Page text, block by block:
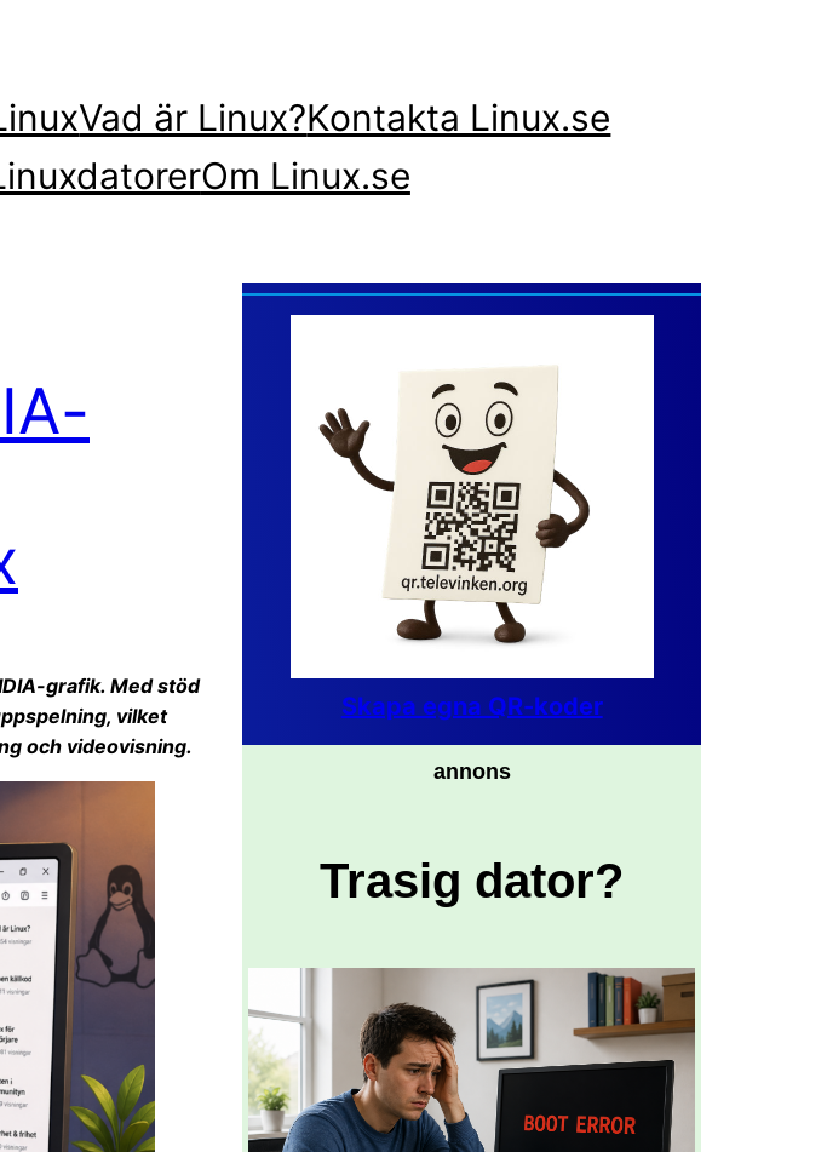
Vad är Linux?Kontakta Linux.se
Om Linux.se
grafik. Med stöd
vilket
och videovisning.
Skapa egna QR-koder
annons
Trasig dator?